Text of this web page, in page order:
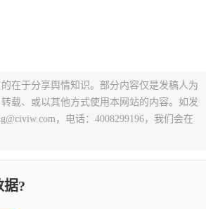
在于分享舆情知识。部分内容仅是发稿人为
载、或以其他方式使用本网站的内容。如发
，电话：4008299196，我们会在
?